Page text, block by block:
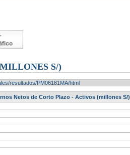
S/)
resultados/PM06181MA/html
Netos de Corto Plazo - Activos (millones S/)